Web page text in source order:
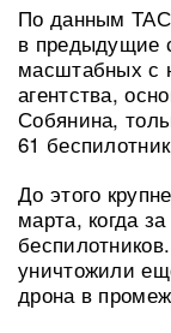
По данным
в предыдущие
масштабных с
агентства,
Собянина,
61
До этого
марта, когда
уничтожили
дрона в